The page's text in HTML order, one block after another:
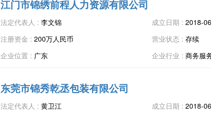
江门市锦绣前程人力资源有限公司
法定代表人 : 李文锦 成立日期 : 2018-
注册资金 : 200万人民币 营业状态 : 存续
企业位置 : 广东 企业行业 : 商务服
东莞市锦秀乾丞包装有限公司
法定代表人 : 黄卫江 成立日期 : 2018-